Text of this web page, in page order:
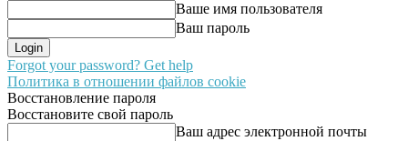
Ваше имя пользователя
Ваш пароль
Forgot your password? Get help
Политика в отношении файлов cookie
Восстановление пароля
Восстановите свой пароль
Ваш адрес электронной почты